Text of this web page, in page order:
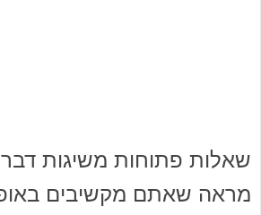
שאלות פתוחות משיגות
מראה שאתם מקשיבים